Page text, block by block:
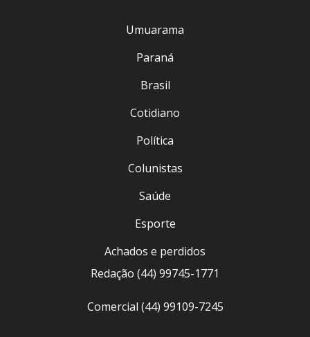
Umuarama
Paraná
Brasil
Cotidiano
Política
Colunistas
Saúde
Esporte
Achados e perdidos
Redação (44) 99745-1771
Comercial (44) 99109-7245